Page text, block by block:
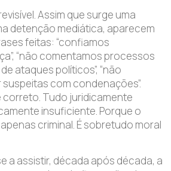
Assim que surge uma
detenção mediática, aparecem
feitas: “confiamos
“não comentamos processos
ataques políticos”, “não
com condenações”.
Tudo juridicamente
insuficiente. Porque o
criminal. É sobretudo moral
a assistir, década após década, a